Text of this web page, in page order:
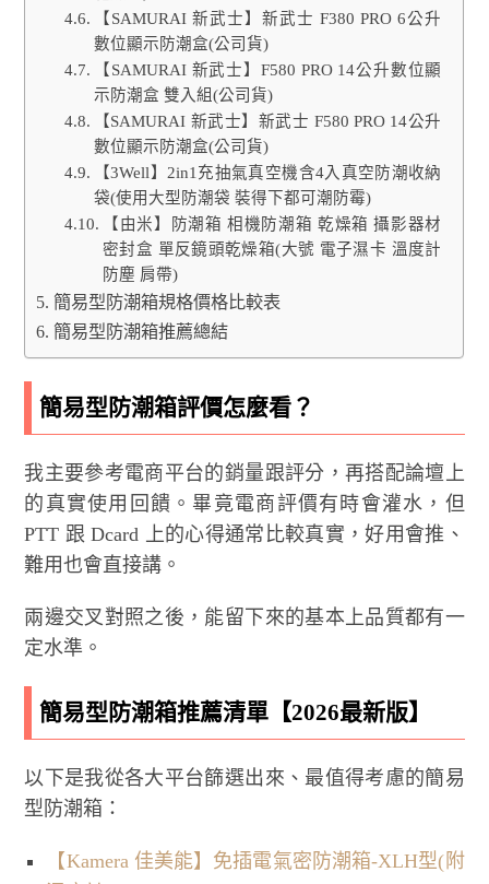
【SAMURAI 新武士】新武士 F380 PRO 6公升
數位顯示防潮盒(公司貨)
【SAMURAI 新武士】F580 PRO 14公升數位顯
示防潮盒 雙入組(公司貨)
【SAMURAI 新武士】新武士 F580 PRO 14公升
數位顯示防潮盒(公司貨)
【3Well】2in1充抽氣真空機含4入真空防潮收納
袋(使用大型防潮袋 裝得下都可潮防霉)
【由米】防潮箱 相機防潮箱 乾燥箱 攝影器材
密封盒 單反鏡頭乾燥箱(大號 電子濕卡 溫度計
防塵 肩帶)
簡易型防潮箱規格價格比較表
簡易型防潮箱推薦總結
簡易型防潮箱評價怎麼看？
我主要參考電商平台的銷量跟評分，再搭配論壇上
的真實使用回饋。畢竟電商評價有時會灌水，但
PTT 跟 Dcard 上的心得通常比較真實，好用會推、
難用也會直接講。
兩邊交叉對照之後，能留下來的基本上品質都有一
定水準。
簡易型防潮箱推薦清單【2026最新版】
以下是我從各大平台篩選出來、最值得考慮的簡易
型防潮箱：
【Kamera 佳美能】免插電氣密防潮箱-XLH型(附